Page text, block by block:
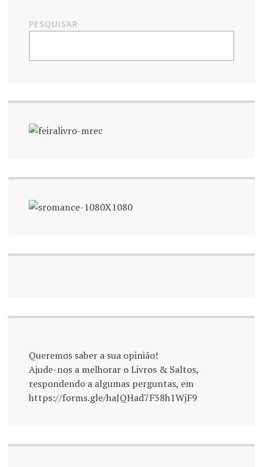
PESQUISAR
Queremos saber a sua opinião!
Ajude-nos a melhorar o Livros & Saltos,
respondendo a algumas perguntas, em
https://forms.gle/haJQHad7F38h1WjF9